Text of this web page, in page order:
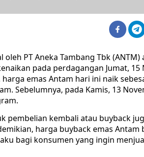
oleh PT Aneka Tambang Tbk (ANTM)
pada perdagangan Jumat, 15
emas Antam hari ini naik
Sebelumnya, pada Kamis, 13
pembelian kembali atau buyback
harga buyback emas Antam
bagi konsumen yang ingin